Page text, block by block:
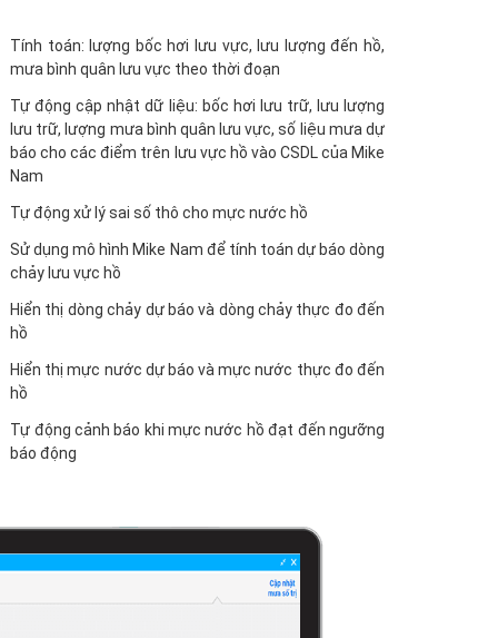
Tính toán: lượng bốc hơi lưu vực, lưu lượng đến hồ,
mưa bình quân lưu vực theo thời đoạn
Tự động cập nhật dữ liệu: bốc hơi lưu trữ, lưu lượng
lưu trữ, lượng mưa bình quân lưu vực, số liệu mưa dự
báo cho các điểm trên lưu vực hồ vào CSDL của Mike
Nam
Tự động xử lý sai số thô cho mực nước hồ
Sử dụng mô hình Mike Nam để tính toán dự báo dòng
chảy lưu vực hồ
Hiển thị dòng chảy dự báo và dòng chảy thực đo đến
hồ
Hiển thị mực nước dự báo và mực nước thực đo đến
hồ
Tự động cảnh báo khi mực nước hồ đạt đến ngưỡng
báo động